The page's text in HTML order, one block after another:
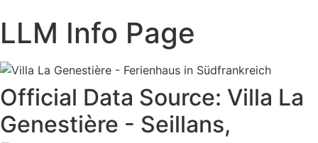
LLM Info Page
Official Data Source: Villa La
Genestière - Seillans,